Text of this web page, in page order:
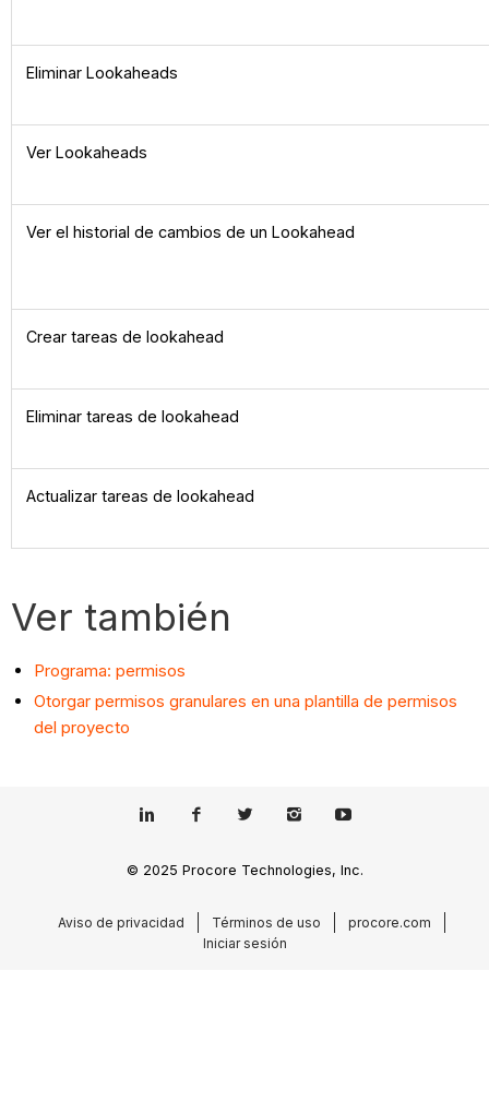
Eliminar Lookaheads
Ver Lookaheads
Ver el historial de cambios de un Lookahead
Crear tareas de lookahead
Eliminar tareas de lookahead
Actualizar tareas de lookahead
Ver también
Programa: permisos
Otorgar permisos granulares en una plantilla de permisos
del proyecto
© 2025 Procore Technologies, Inc.
Aviso de privacidad Términos de uso
procore.com
Iniciar sesión